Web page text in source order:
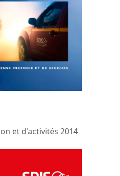
et d'activités 2014